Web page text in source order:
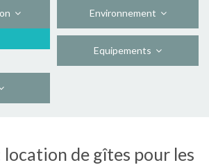
Environnement
Equipements
location de gîtes pour les